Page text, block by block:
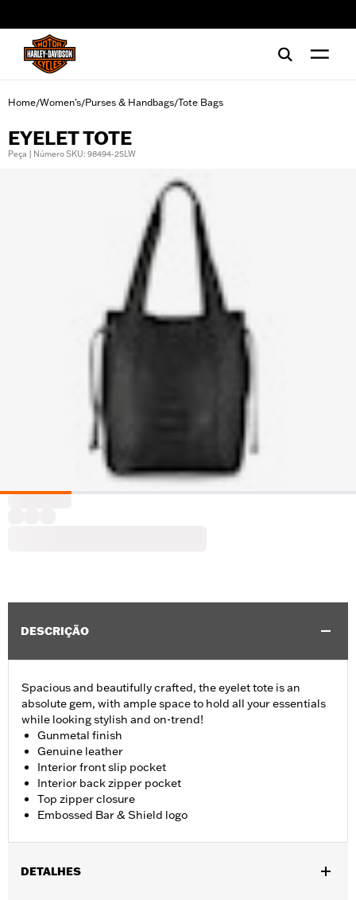
Home/Women's/Purses & Handbags/Tote Bags
EYELET TOTE
Peça | Número SKU: 98494-25LW
DESCRIÇÃO
Spacious and beautifully crafted, the eyelet tote is an
absolute gem, with ample space to hold all your essentials
while looking stylish and on-trend!
Gunmetal finish
Genuine leather
Interior front slip pocket
Interior back zipper pocket
Top zipper closure
Embossed Bar & Shield logo
DETALHES